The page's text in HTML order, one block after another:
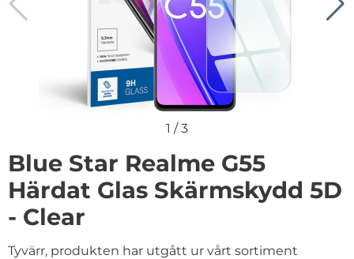
1 /3
Blue Star Realme G55
Härdat Glas Skärmskydd 5D
- Clear
Tyvärr, produkten har utgått ur vårt sortiment